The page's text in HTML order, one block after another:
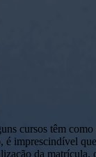
cursos têm
imprescindível
da